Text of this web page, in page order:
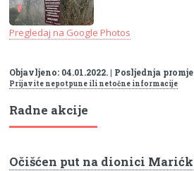
Pregledaj na Google Photos
Objavljeno: 04.01.2022. | Posljednja
Prijavite nepotpune ili netočne informacije
Radne akcije
Očišćen put na dionici